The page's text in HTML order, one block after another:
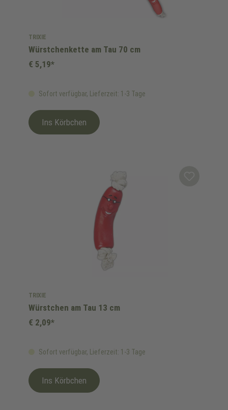
TRIXIE
Würstchenkette am Tau 70 cm
Sofort verfügbar, Lieferzeit: 1-3 Tage
€ 5,19*
Ins Körbchen
TRIXIE
Würstchen am Tau 13 cm
Sofort verfügbar, Lieferzeit: 1-3 Tage
€ 2,09*
Ins Körbchen